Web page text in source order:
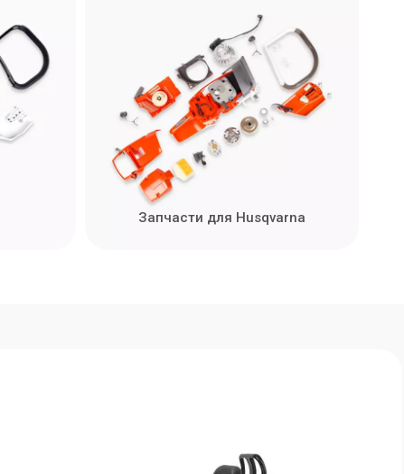
Запчасти для Husqvarna